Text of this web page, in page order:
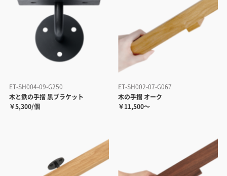
ET-SH004-09-G250
木と鉄の手摺 黒ブラケット
￥5,300/個
ET-SH002-07-G067
木の手摺 オーク
￥11,500～